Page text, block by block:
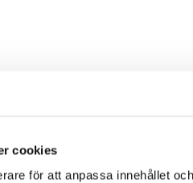
cookies
för att anpassa innehållet